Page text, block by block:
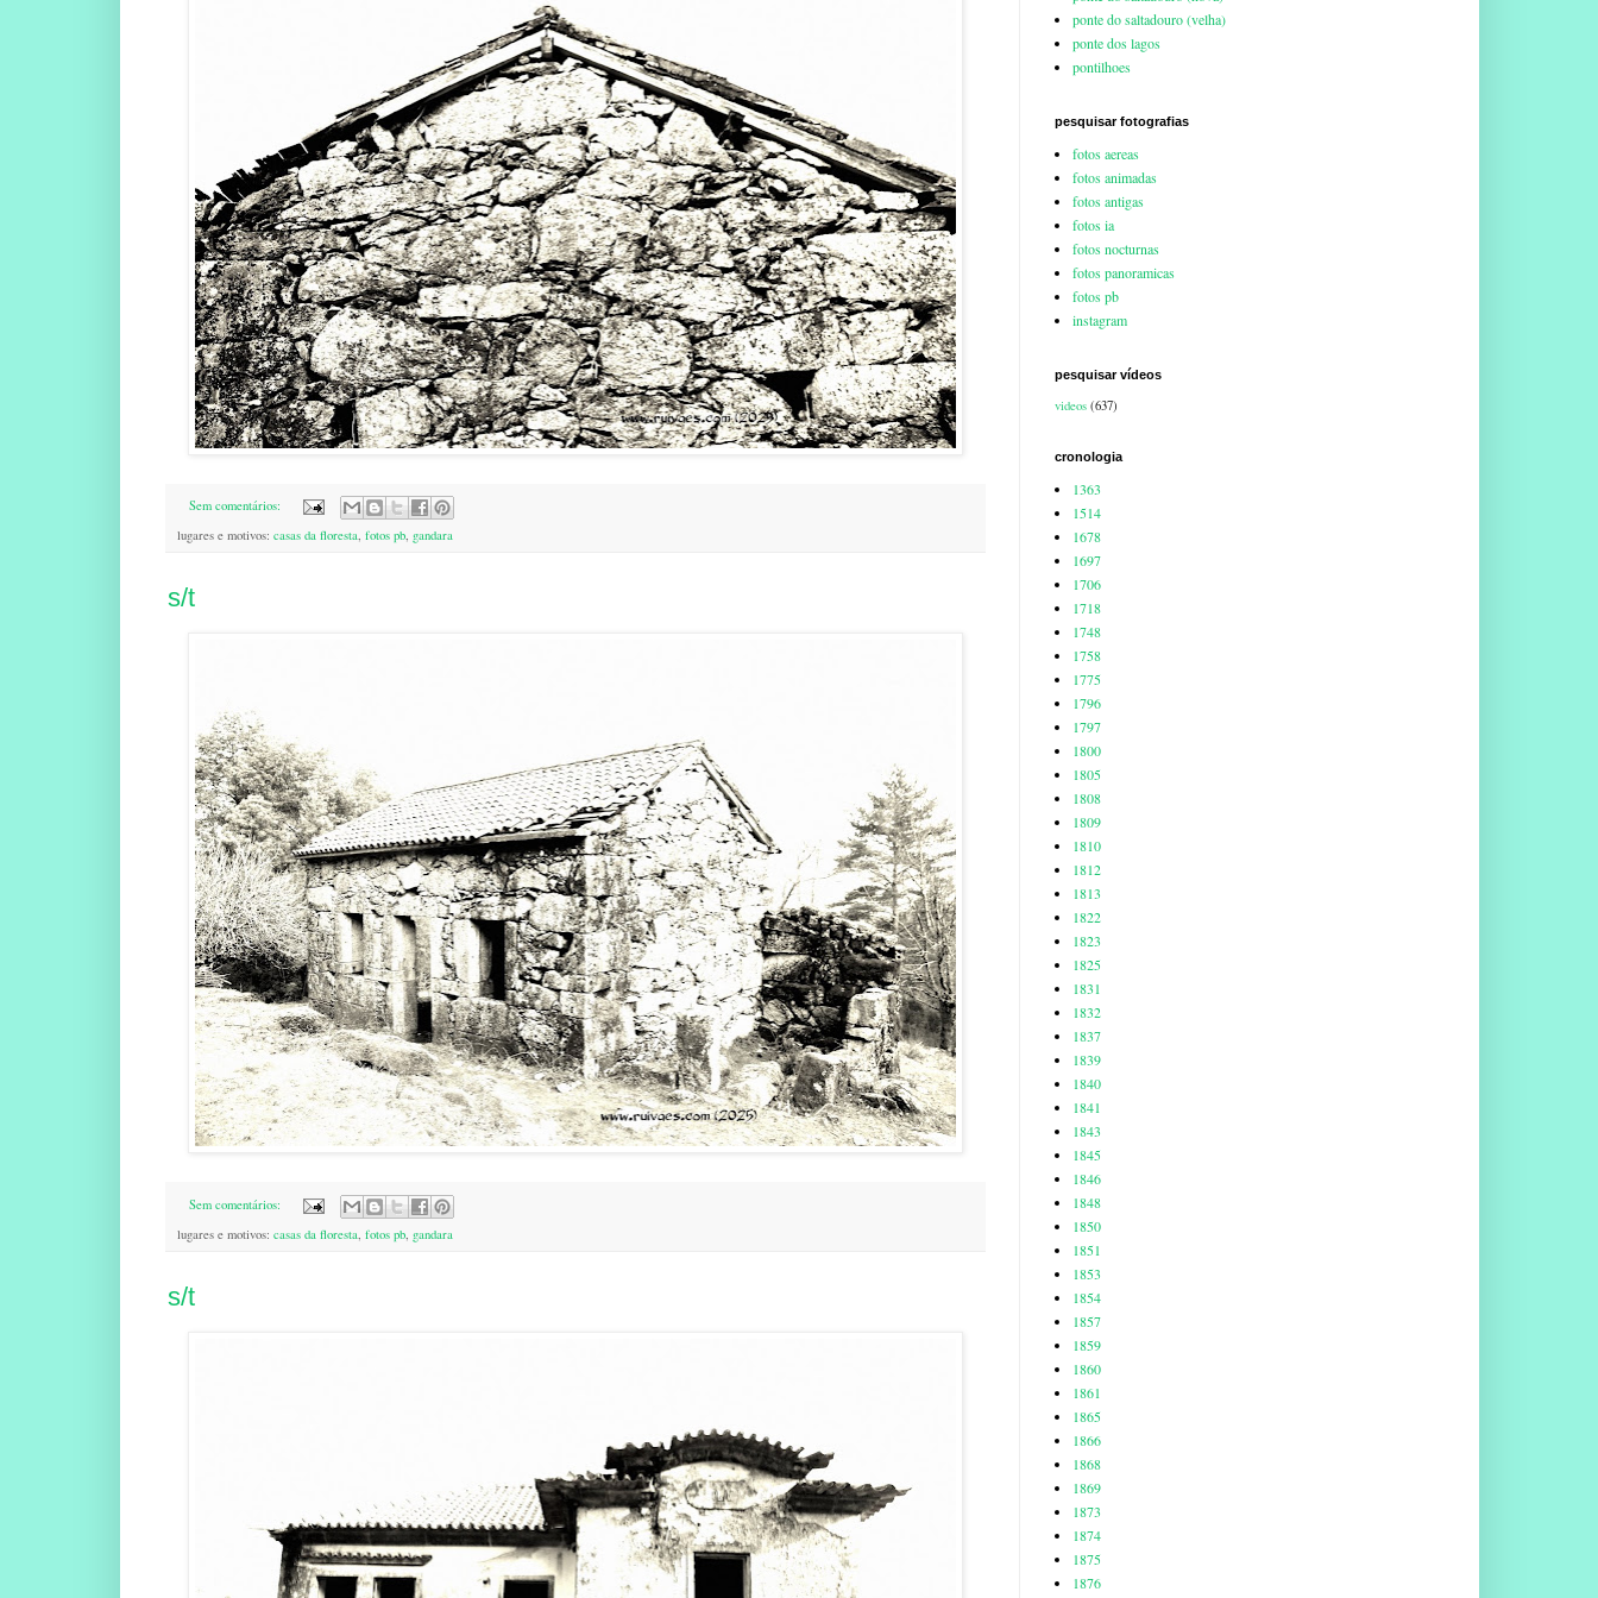
Sem comentários:
lugares e motivos: casas da floresta, fotos pb, gandara
s/t
Sem comentários:
lugares e motivos: casas da floresta fotos pb, gandara
s/t
ponte do saltadouro (velha)
ponte dos lagos
pontilhoes
pesquisar fotografias
fotos aereas
fotos animadas
fotos antigas
fotos ia
fotos nocturnas
fotos panoramicas
fotos pb
instagram
pesquisar vídeos
videos (637)
cronologia
1363
1514
1678
1697
1706
1718
1748
1758
1775
1796
1797
1800
1805
1808
1809
1810
1812
1813
1822
1823
1825
1831
1832
1837
1839
1840
1841
1843
1845
1846
1848
1850
1851
1853
1854
1857
1859
1860
1861
1865
1866
1868
1869
1873
1874
1875
1876